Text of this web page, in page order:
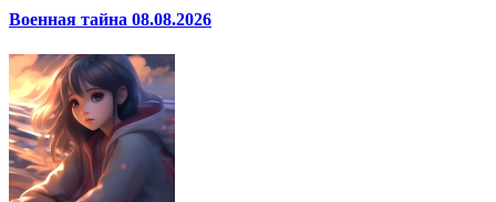
Военная тайна 08.08.2026